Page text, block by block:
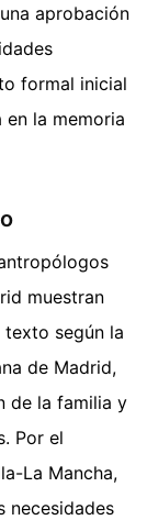
aprobación
formal inicial
la memoria
muestran
según la
de Madrid,
de la familia y
Por el
La Mancha,
necesidades